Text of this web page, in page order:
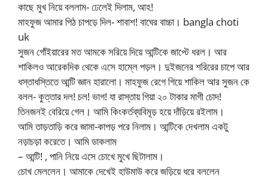
কাছে মুখ নিয়ে বললাম- ঢেলেই দিলাম, আহ!
মাহফুজ আমার পিঠ চাপড়ে দিল- শাবাশ! বাঘের বাচ্চা। bangla choti
uk
সুজন গোঁইয়ারের মত আমকে সরিয়ে দিয়ে আন্টিকে জাপ্টে ধরল। আর
শাকিলও আরেকদিক থেকে এসে হাম্লে পড়ল। দুইজনের শরিরের চাপে আর
ধস্তাধস্তিতে আন্টি জ্ঞান হারালো। মাহফুজ রেগে গিয়ে শাকিল আর সুজন কে
বলল- কুত্তার দল! চল! ভাগ! যা রাস্তায় গিয়া ২০ টাকার মাগী চোদ!
তিনজনই বেরিয়ে গেল। আমি কিংকর্তব্যবিমূড় হয়ে দাঁড়িয়ে রইলাম।
আমি তাড়তাড়ি করে জামা-কাপড় পরে নিলাম। আন্টিকে দেখলাম একটু
নড়াচড়া করেতে। আমি ডাকলাম
– আন্টি! , পানি নিয়ে এসে চোখে মুখে ছিটালাম।
চোখ মেললেন। আমাকে দেখেই হাউমাউ করে জড়িয়ে ধরে বললেন